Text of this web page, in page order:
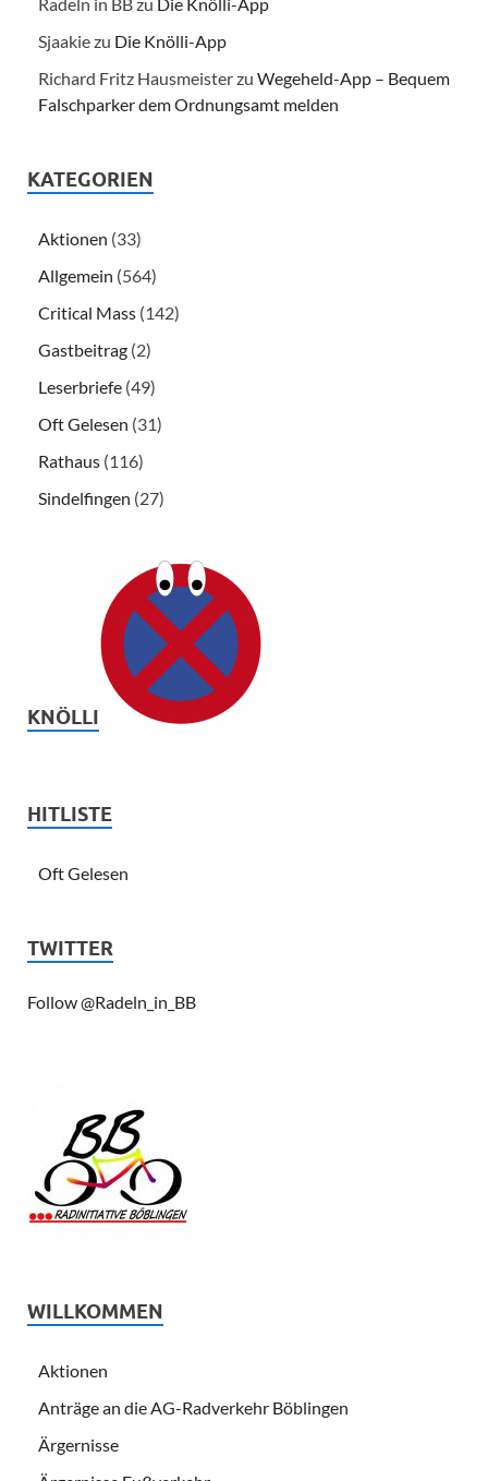
Sjaakiezu Die Knölli-App
Richard Fritz Hausmeisterzu Wegeheld-App – Bequem
Falschparker dem Ordnungsamt melden
KATEGORIEN
Aktionen (33)
Allgemein (564)
Critical Mass (142)
Gastbeitrag (2)
Leserbriefe (49)
Oft Gelesen (31)
Rathaus (116)
Sindelfingen (27)
KNÖLLI
HITLISTE
Oft Gelesen
TWITTER
Follow @Radeln_in_BB
WILLKOMMEN
Aktionen
Anträge an die AG-Radverkehr Böblingen
Ärgernisse